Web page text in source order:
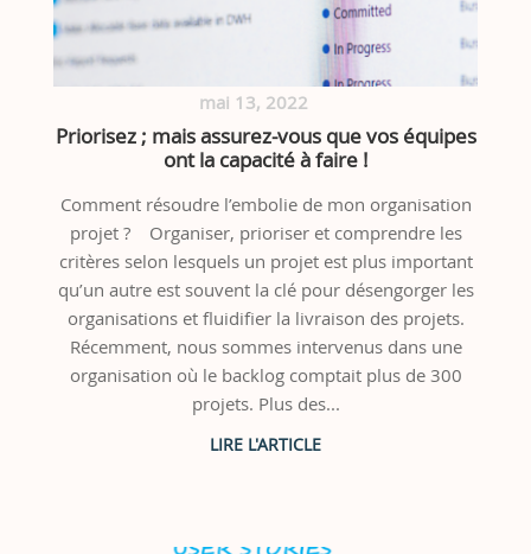
mai 13, 2022
Priorisez ; mais assurez-vous que vos équipes
ont la capacité à faire !
Comment résoudre l’embolie de mon organisation
projet ? Organiser, prioriser et comprendre les
critères selon lesquels un projet est plus important
qu’un autre est souvent la clé pour désengorger les
organisations et fluidifier la livraison des projets.
Récemment, nous sommes intervenus dans une
organisation où le backlog comptait plus de 300
projets. Plus des...